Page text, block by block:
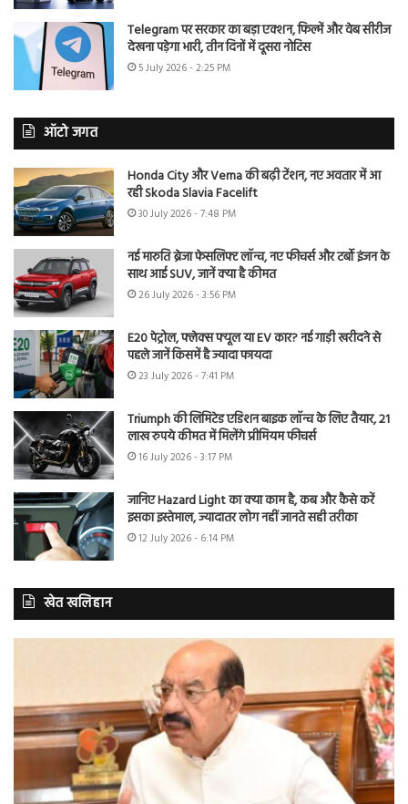
Telegram पर सरकार का बड़ा एक्शन, फिल्में और वेब सीरीज
देखना पड़ेगा भारी, तीन दिनों में दूसरा नोटिस
5 July 2026 - 2:25 PM
ऑटो जगत
Honda City और Verna की बढ़ी टेंशन, नए अवतार में आ
रही Skoda Slavia Facelift
30 July 2026 - 7:48 PM
नई मारुति ब्रेजा फेसलिफ्ट लॉन्च, नए फीचर्स और टर्बो इंजन के
साथ आई SUV, जानें क्या है कीमत
26 July 2026 - 3:56 PM
E20 पेट्रोल, फ्लेक्स फ्यूल या EV कार? नई गाड़ी खरीदने से
पहले जानें किसमें है ज्यादा फायदा
23 July 2026 - 7:41 PM
Triumph की लिमिटेड एडिशन बाइक लॉन्च के लिए तैयार, 21
लाख रुपये कीमत में मिलेंगे प्रीमियम फीचर्स
16 July 2026 - 3:17 PM
जानिए Hazard Light का क्या काम है, कब और कैसे करें
इसका इस्तेमाल, ज्यादातर लोग नहीं जानते सही तरीका
12 July 2026 - 6:14 PM
खेत खलिहान